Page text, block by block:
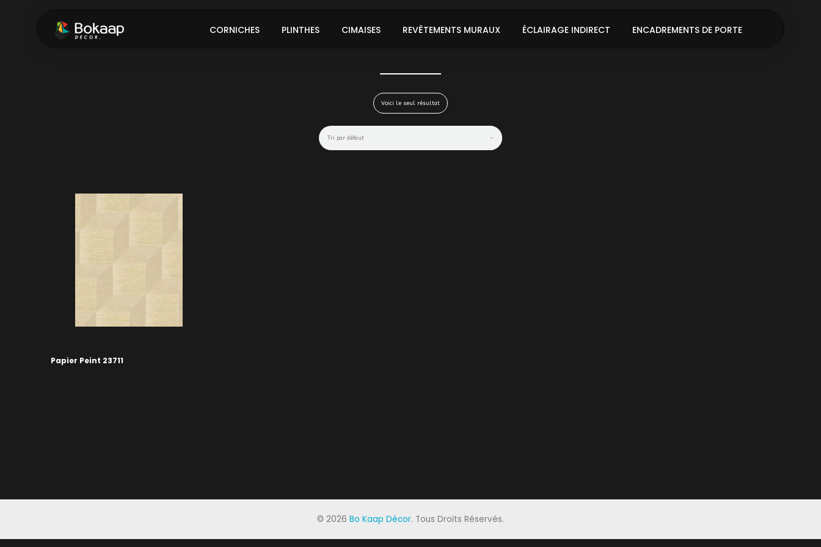
CORNICHES PLINTHES CIMAISES REVÊTEMENTS MURAUX ÉCLAIRAGE INDIRECT ENCADREMENTS DE PORTE
Voici le seul résultat
Papier Peint 23711
© 2026 Bo Kaap Décor. Tous Droits Réservés.